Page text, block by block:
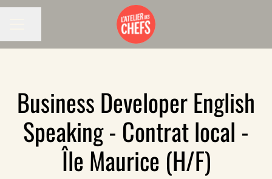
Business Developer English
Speaking - Contrat local -
Île Maurice (H/F)